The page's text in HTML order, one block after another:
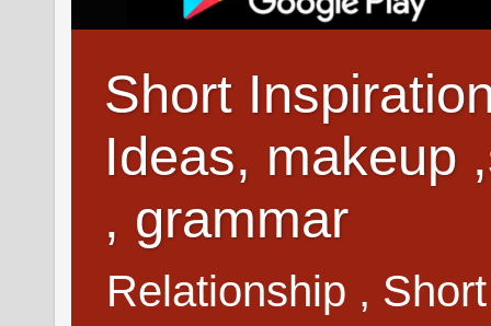
Short
Ideas, makeup
, grammar
Relationship ,